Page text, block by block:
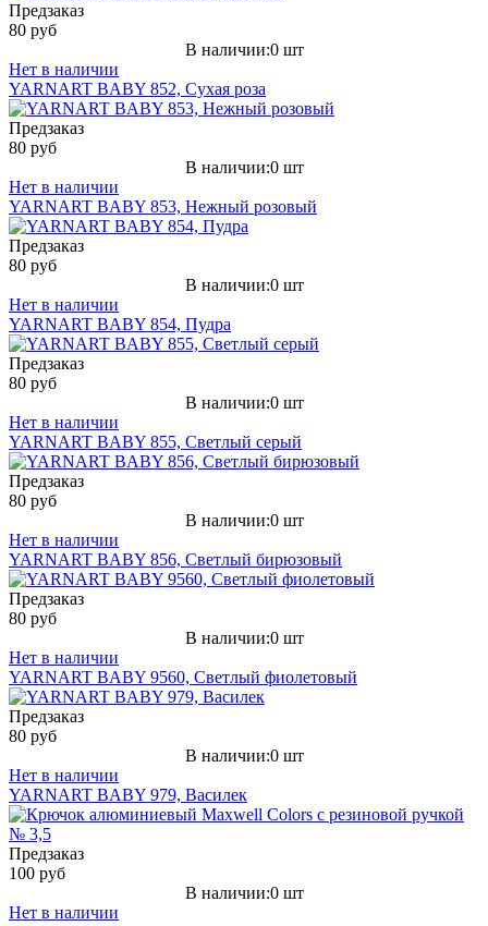
Предзаказ
80 руб
В наличии:0 шт
Нет в наличии
YARNART BABY 852, Сухая роза
Предзаказ
80 руб
В наличии:0 шт
Нет в наличии
YARNART BABY 853, Нежный розовый
Предзаказ
80 руб
В наличии:0 шт
Нет в наличии
YARNART BABY 854, Пудра
Предзаказ
80 руб
В наличии:0 шт
Нет в наличии
YARNART BABY 855, Светлый серый
Предзаказ
80 руб
В наличии:0 шт
Нет в наличии
YARNART BABY 856, Светлый бирюзовый
Предзаказ
80 руб
В наличии:0 шт
Нет в наличии
YARNART BABY 9560, Светлый фиолетовый
Предзаказ
80 руб
В наличии:0 шт
Нет в наличии
YARNART BABY 979, Василек
Предзаказ
100 руб
В наличии:0 шт
Нет в наличии